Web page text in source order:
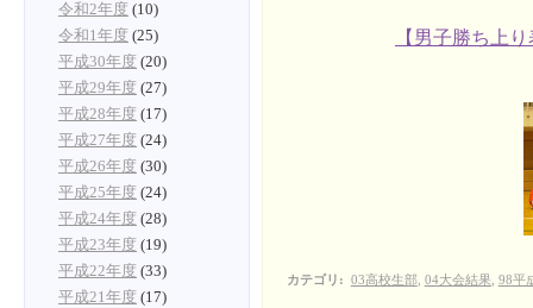
【男子勝ち上
カテゴリ : 03高校生部, 04大会結果 98平
令和2年度 (10)
令和1年度 (25)
平成30年度 (20)
平成29年度 (27)
平成28年度 (17)
平成27年度 (24)
平成26年度 (30)
平成25年度 (24)
平成24年度 (28)
平成23年度 (19)
平成22年度 (33)
平成21年度 (17)